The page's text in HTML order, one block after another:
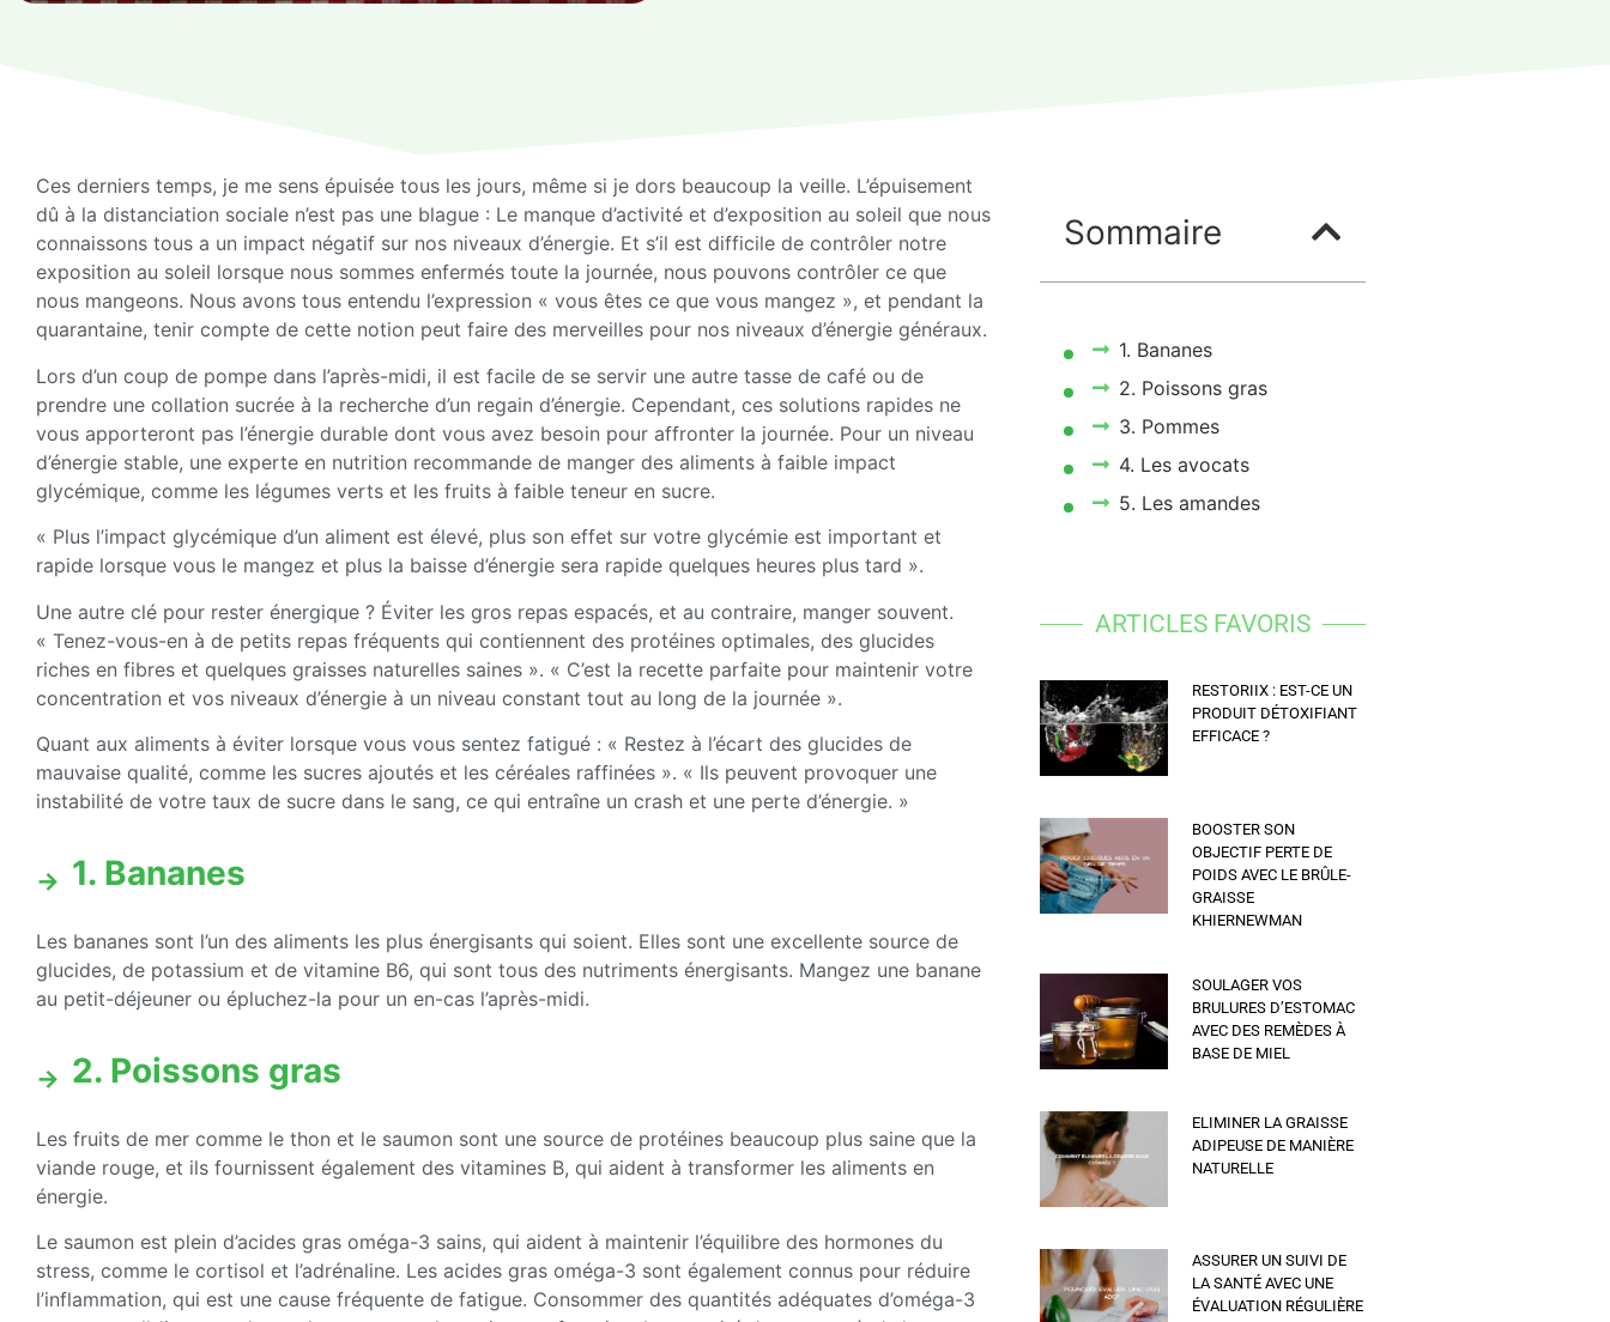
Ces derniers temps, je me sens épuisée tous les jours, même si je dors beaucoup la veille. L’épuisement
dû à la distanciation sociale n’est pas une blague : Le manque d’activité et d’exposition au soleil que nous
connaissons tous a un impact négatif sur nos niveaux d’énergie. Et s’il est difficile de contrôler notre
exposition au soleil lorsque nous sommes enfermés toute la journée, nous pouvons contrôler ce que
nous mangeons. Nous avons tous entendu l’expression « vous êtes ce que vous mangez », et pendant la
quarantaine, tenir compte de cette notion peut faire des merveilles pour nos niveaux d’énergie généraux.
Lors d’un coup de pompe dans l’après-midi, il est facile de se servir une autre tasse de café ou de
prendre une collation sucrée à la recherche d’un regain d’énergie. Cependant, ces solutions rapides ne
vous apporteront pas l’énergie durable dont vous avez besoin pour affronter la journée. Pour un niveau
d’énergie stable, une experte en nutrition recommande de manger des aliments à faible impact
glycémique, comme les légumes verts et les fruits à faible teneur en sucre.
« Plus l’impact glycémique d’un aliment est élevé, plus son effet sur votre glycémie est important et
rapide lorsque vous le mangez et plus la baisse d’énergie sera rapide quelques heures plus tard ».
Une autre clé pour rester énergique ? Éviter les gros repas espacés, et au contraire, manger souvent.
« Tenez-vous-en à de petits repas fréquents qui contiennent des protéines optimales, des glucides
riches en fibres et quelques graisses naturelles saines ». « C’est la recette parfaite pour maintenir votre
concentration et vos niveaux d’énergie à un niveau constant tout au long de la journée ».
Quant aux aliments à éviter lorsque vous vous sentez fatigué : « Restez à l’écart des glucides de
mauvaise qualité, comme les sucres ajoutés et les céréales raffinées ». « Ils peuvent provoquer une
instabilité de votre taux de sucre dans le sang, ce qui entraîne un crash et une perte d’énergie. »
1. Bananes
Les bananes sont l’un des aliments les plus énergisants qui soient. Elles sont une excellente source de
glucides, de potassium et de vitamine B6, qui sont tous des nutriments énergisants. Mangez une banane
au petit-déjeuner ou épluchez-la pour un en-cas l’après-midi.
2. Poissons gras
Les fruits de mer comme le thon et le saumon sont une source de protéines beaucoup plus saine que la
viande rouge, et ils fournissent également des vitamines B, qui aident à transformer les aliments en
énergie.
Le saumon est plein d’acides gras oméga-3 sains, qui aident à maintenir l’équilibre des hormones du
stress, comme le cortisol et l’adrénaline. Les acides gras oméga-3 sont également connus pour réduire
l’inflammation, qui est une cause fréquente de fatigue. Consommer des quantités adéquates d’oméga-3
Sommaire
1. Bananes
2. Poissons gras
3. Pommes
4. Les avocats
5. Les amandes
ARTICLES FAVORIS
RESTORIIX : EST-CE UN
PRODUIT DÉTOXIFIANT
EFFICACE ?
BOOSTER SON
OBJECTIF PERTE DE
POIDS AVEC LE BRÛLE-
GRAISSE
KHIERNEWMAN
SOULAGER VOS
BRULURES D’ESTOMAC
AVEC DES REMÈDES À
BASE DE MIEL
ELIMINER LA GRAISSE
ADIPEUSE DE MANIÈRE
NATURELLE
ASSURER UN SUIVI DE
LA SANTÉ AVEC UNE
ÉVALUATION RÉGULIÈRE